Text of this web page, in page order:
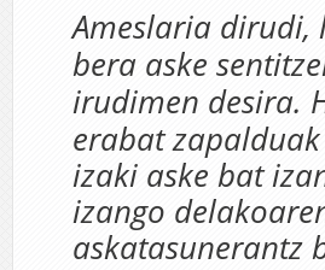
Ameslaria dirudi,
bera aske
irudimen desira.
erabat zapaldu
izaki aske bat
izango
askatasunerantz